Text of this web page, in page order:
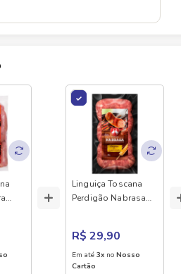
+
Linguiça Toscana
Perdigão Nabrasa
R$ 29,90
Em até 3x no Nosso
Cartão